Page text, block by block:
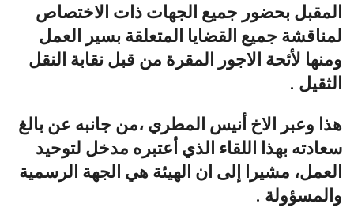
المقبل بحضور جميع الجهات ذات الاختصاص
لمناقشة جميع القضايا المتعلقة بسير العمل
ومنها لأئحة الاجور المقرة من قبل نقابة النقل
الثقيل .
هذا وعبر الاخ أنيس المطري ،من جانبه عن بالغ
سعادته بهذا اللقاء الذي أعتبره مدخل لتوحيد
العمل، مشيرا إلى ان الهيئة هي الجهة الرسمية
والمسؤولة .